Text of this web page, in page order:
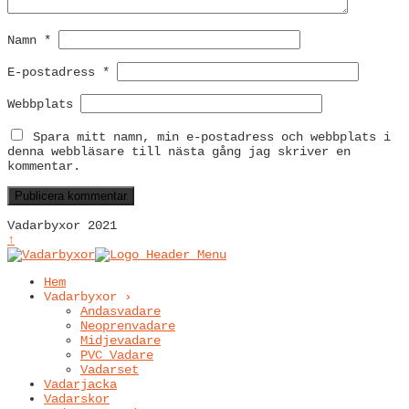
Namn *
E-postadress *
Webbplats
Spara mitt namn, min e-postadress och webbplats i
denna webbläsare till nästa gång jag skriver en
kommentar.
Vadarbyxor 2021
↑
Hem
Vadarbyxor ›
Andasvadare
Neoprenvadare
Midjevadare
PVC Vadare
Vadarset
Vadarjacka
Vadarskor